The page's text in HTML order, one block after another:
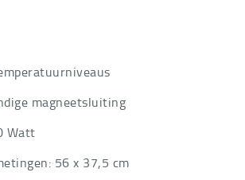
magneetsluiting
Watt
56 x 37,5 cm